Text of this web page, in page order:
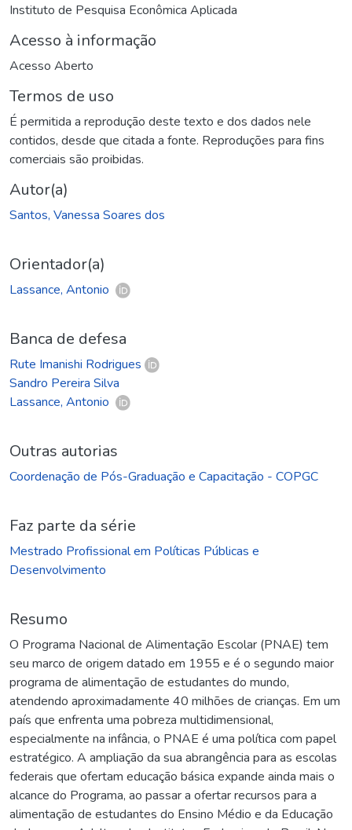
Instituto de Pesquisa Econômica Aplicada
Acesso à informação
Acesso Aberto
Termos de uso
É permitida a reprodução deste texto e dos dados nele
contidos, desde que citada a fonte. Reproduções para fins
comerciais são proibidas.
Autor(a)
Santos, Vanessa Soares dos
Orientador(a)
Lassance, Antonio
Banca de defesa
Rute Imanishi Rodrigues
Sandro Pereira Silva
Lassance, Antonio
Outras autorias
Coordenação de Pós-Graduação e Capacitação - COPGC
Faz parte da série
Mestrado Profissional em Políticas Públicas e
Desenvolvimento
Resumo
O Programa Nacional de Alimentação Escolar (PNAE) tem
seu marco de origem datado em 1955 e é o segundo maior
programa de alimentação de estudantes do mundo,
atendendo aproximadamente 40 milhões de crianças. Em um
país que enfrenta uma pobreza multidimensional,
especialmente na infância, o PNAE é uma política com papel
estratégico. A ampliação da sua abrangência para as escolas
federais que ofertam educação básica expande ainda mais o
alcance do Programa, ao passar a ofertar recursos para a
alimentação de estudantes do Ensino Médio e da Educação